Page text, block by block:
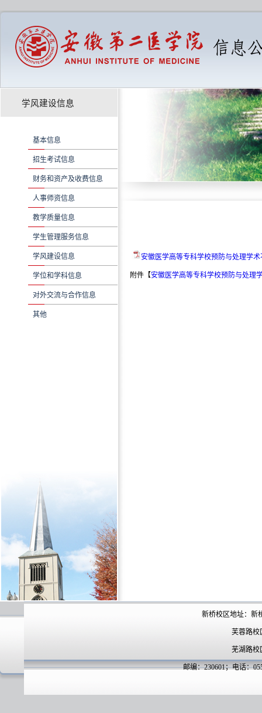
学风建设信息
基本信息
招生考试信息
财务和资产及收费信息
人事师资信息
教学质量信息
学生管理服务信息
学风建设信息
学位和学科信息
对外交流与合作信息
其他
安徽医学高等专科学校预防与处理学
附件【安徽医学高等专科学校预防与处理
新桥校区地址：新
芙蓉路校
芜湖路校
邮编：230601；电话：